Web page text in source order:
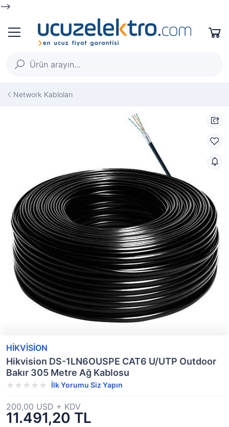
-->
Network Kabloları
HİKVİSİON
Hikvision DS-1LN6OUSPE CAT6 U/UTP Outdoor
Bakır 305 Metre Ağ Kablosu
İlk Yorumu Siz Yapın
11.491,20 TL
200,00 USD + KDV